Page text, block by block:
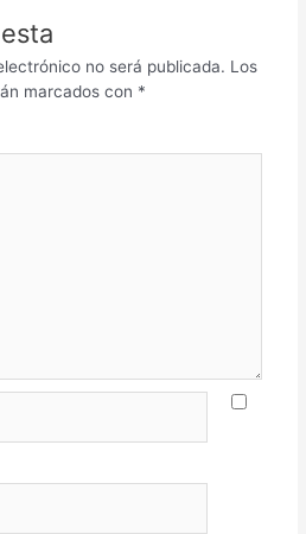
no será publicada. Los
marcados con *